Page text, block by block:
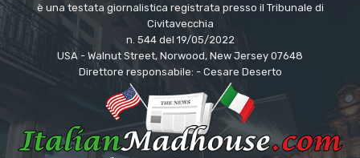
è una testata giornalistica registrata presso il Tribunale di
Civitavecchia
n. 544 del 19/05/2022
USA - Walnut Street, Norwood, New Jersey 07648
Direttore responsabile: - Cesare Deserto